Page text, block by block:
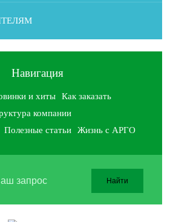
Навигация
и хиты
Как заказать
компании
Полезные статьи Жизнь с АРГО